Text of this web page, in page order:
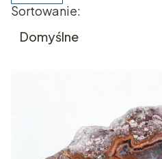
Lista produktów
Sortowanie:
Domyślne